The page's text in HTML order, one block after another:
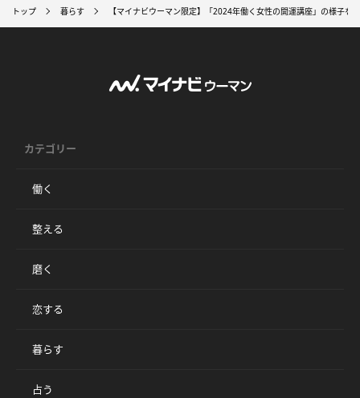
トップ 暮らす 【マイナビウーマン限定】「2024年働く女性の開運講座」の様子を
カテゴリー
働く
整える
磨く
恋する
暮らす
占う